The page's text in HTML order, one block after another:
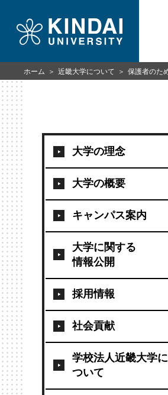
大学の理念
大学の概要
キャンパス案内
大学に関する
情報公開
採用情報
社会貢献
学校法人近畿大学に
ついて
ホーム 近畿大学について 保護者のた